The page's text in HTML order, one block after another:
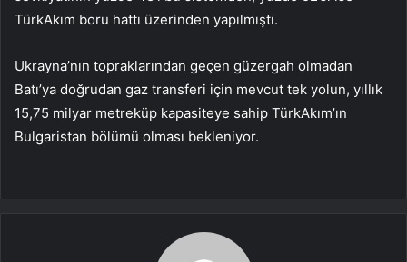
TürkAkım boru hattı üzerinden yapılmıştı.
Ukrayna’nın topraklarından geçen güzergah olmadan
Batı’ya doğrudan gaz transferi için mevcut tek yolun, yıllık
15,75 milyar metreküp kapasiteye sahip TürkAkım’ın
Bulgaristan bölümü olması bekleniyor.